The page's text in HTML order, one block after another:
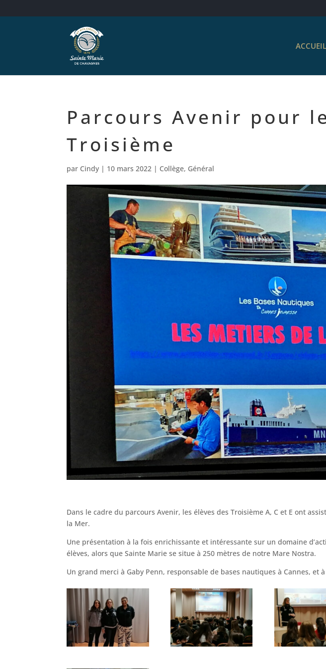
ACCUEIL
Parcours Avenir pour
Troisième
par Cindy | 10 mars 2022 | Collège, Général
Dans le cadre du parcours Avenir, les élèves des Troisième A, C et E ont
la Mer.
Une présentation à la fois enrichissante et intéressante sur un domaine
élèves, alors que Sainte Marie se situe à 250 mètres de notre Mare Nostra.
Un grand merci à Gaby Penn, responsable de bases nautiques à Cannes, et